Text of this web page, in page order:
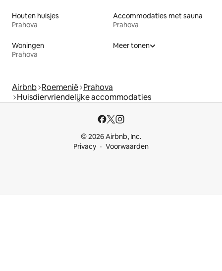
Houten huisjes
Prahova
Accommodaties met sauna
Prahova
Woningen
Prahova
Meer tonen
Airbnb Roemenië Prahova
Huisdiervriendelijke accommodaties
© 2026 Airbnb, Inc.
Privacy
Voorwaarden